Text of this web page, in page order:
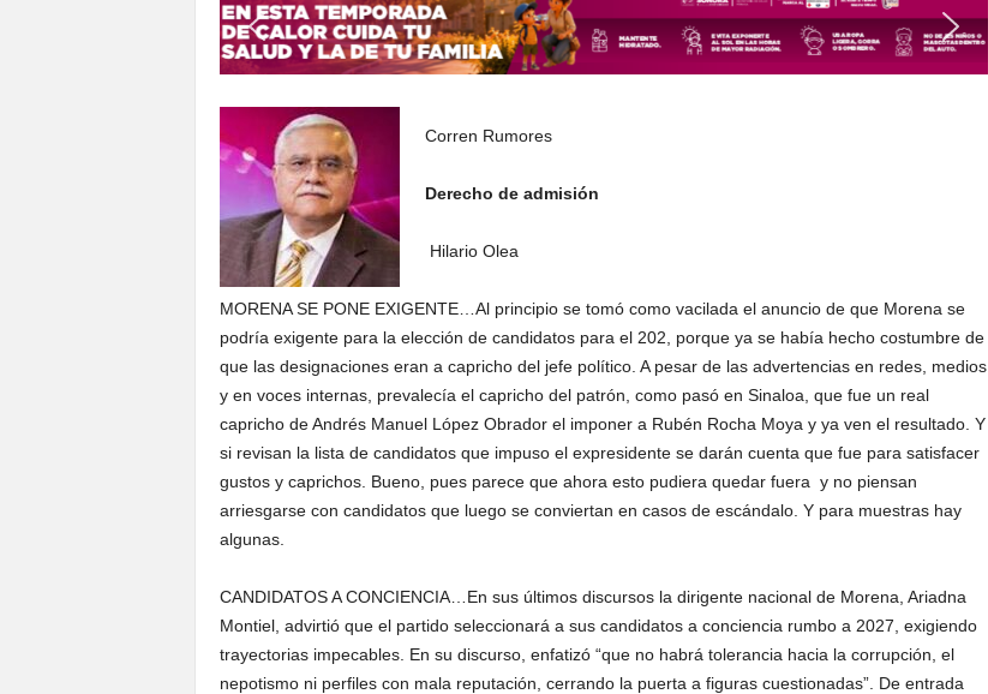
Corren Rumores
Derecho de admisión
Hilario Olea
MORENA SE PONE EXIGENTE…Al principio se tomó como vacilada el anuncio de que Morena se
podría exigente para la elección de candidatos para el 202, porque ya se había hecho costumbre de
que las designaciones eran a capricho del jefe político. A pesar de las advertencias en redes, medios
y en voces internas, prevalecía el capricho del patrón, como pasó en Sinaloa, que fue un real
capricho de Andrés Manuel López Obrador el imponer a Rubén Rocha Moya y ya ven el resultado. Y
si revisan la lista de candidatos que impuso el expresidente se darán cuenta que fue para satisfacer
gustos y caprichos. Bueno, pues parece que ahora esto pudiera quedar fuera y no piensan
arriesgarse con candidatos que luego se conviertan en casos de escándalo. Y para muestras hay
algunas.
CANDIDATOS A CONCIENCIA…En sus últimos discursos la dirigente nacional de Morena, Ariadna
Montiel, advirtió que el partido seleccionará a sus candidatos a conciencia rumbo a 2027, exigiendo
trayectorias impecables. En su discurso, enfatizó “que no habrá tolerancia hacia la corrupción, el
nepotismo ni perfiles con mala reputación, cerrando la puerta a figuras cuestionadas”. De entrada